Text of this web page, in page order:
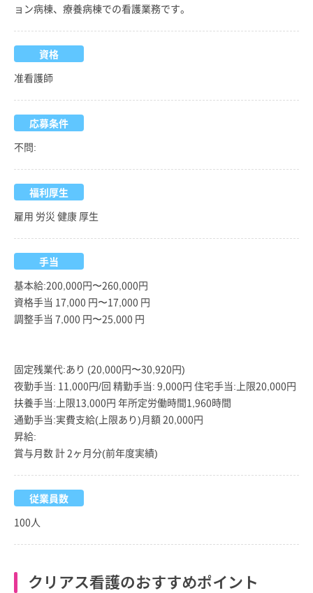
ョン病棟、療養病棟での看護業務です。
資格
准看護師
応募条件
不問:
福利厚生
雇用 労災 健康 厚生
手当
基本給:200,000円〜260,000円
資格手当 17,000 円〜17,000 円
調整手当 7,000 円〜25,000 円
固定残業代:あり (20,000円〜30,920円)
夜勤手当: 11,000円/回 精勤手当: 9,000円 住宅手当:上限20,000円
扶養手当:上限13,000円 年所定労働時間1,960時間
通勤手当:実費支給(上限あり)月額 20,000円
昇給:
賞与月数 計 2ヶ月分(前年度実績)
従業員数
100人
クリアス看護のおすすめポイント